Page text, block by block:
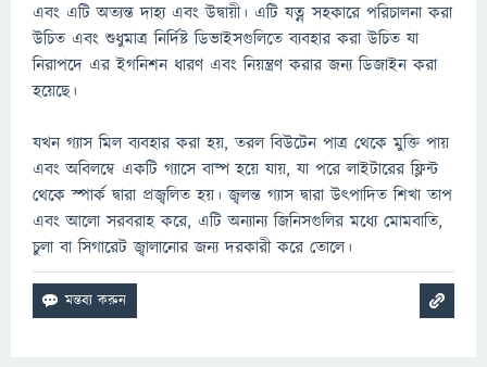
এবং এটি অত্যন্ত দাহ্য এবং উদ্বায়ী। এটি যত্ন সহকারে পরিচালনা করা
উচিত এবং শুধুমাত্র নির্দিষ্ট ডিভাইসগুলিতে ব্যবহার করা উচিত যা
নিরাপদে এর ইগনিশন ধারণ এবং নিয়ন্ত্রণ করার জন্য ডিজাইন করা
হয়েছে।
যখন গ্যাস মিল ব্যবহার করা হয়, তরল বিউটেন পাত্র থেকে মুক্তি পায়
এবং অবিলম্বে একটি গ্যাসে বাষ্প হয়ে যায়, যা পরে লাইটারের ফ্লিন্ট
থেকে স্পার্ক দ্বারা প্রজ্বলিত হয়। জ্বলন্ত গ্যাস দ্বারা উত্পাদিত শিখা তাপ
এবং আলো সরবরাহ করে, এটি অন্যান্য জিনিসগুলির মধ্যে মোমবাতি,
চুলা বা সিগারেট জ্বালানোর জন্য দরকারী করে তোলে।